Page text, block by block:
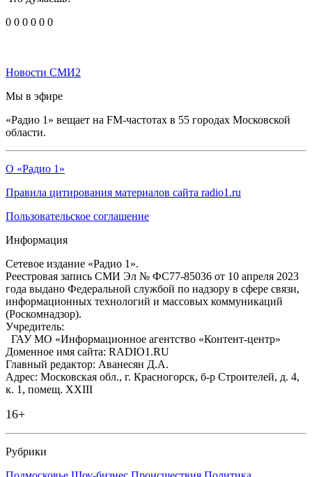
0 0 0 0 0 0
Новости СМИ2
Мы в эфире
«Радио 1» вещает на FM-частотах в 55 городах Московской
области.
О «Радио 1»
Правила цитирования материалов сайта radio1.ru
Пользовательское соглашение
Информация
Сетевое издание «Радио 1».
Реестровая запись СМИ Эл № ФС77-85036 от 10 апреля 2023
года выдано Федеральной службой по надзору в сфере связи,
информационных технологий и массовых коммуникаций
(Роскомнадзор).
Учредитель:
ГАУ МО «Информационное агентство «Контент-центр»
Доменное имя сайта: RADIO1.RU
Главный редактор: Аванесян Д.А.
Адрес: Московская обл., г. Красногорск, б-р Строителей, д. 4,
к. 1, помещ. XXIII
16+
Рубрики